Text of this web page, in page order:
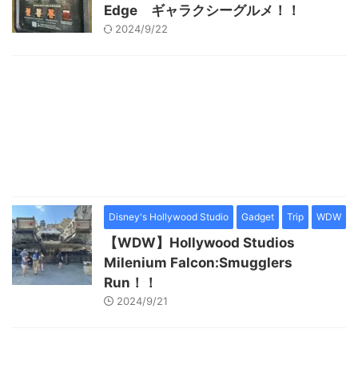
Edge ギャラクシーグルメ！！
2024/9/22
Disney's Hollywood Studio Gadget Trip WDW
【WDW】Hollywood Studios
Milenium Falcon:Smugglers
Run！！
2024/9/21